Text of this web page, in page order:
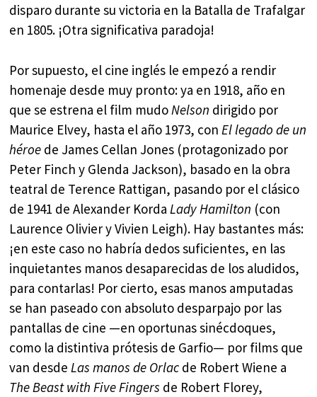
disparo durante su victoria en la Batalla de Trafalgar
en 1805. ¡Otra significativa paradoja!
Por supuesto, el cine inglés le empezó a rendir
homenaje desde muy pronto: ya en 1918, año en
que se estrena el film mudo Nelson dirigido por
Maurice Elvey, hasta el año 1973, con El legado de un
héroe de James Cellan Jones (protagonizado por
Peter Finch y Glenda Jackson), basado en la obra
teatral de Terence Rattigan, pasando por el clásico
de 1941 de Alexander Korda Lady Hamilton (con
Laurence Olivier y Vivien Leigh). Hay bastantes más:
¡en este caso no habría dedos suficientes, en las
inquietantes manos desaparecidas de los aludidos,
para contarlas! Por cierto, esas manos amputadas
se han paseado con absoluto desparpajo por las
pantallas de cine —en oportunas sinécdoques,
como la distintiva prótesis de Garfio— por films que
van desde Las manos de Orlac de Robert Wiene a
The Beast with Five Fingers de Robert Florey,